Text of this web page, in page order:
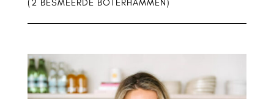
(2 BESMEERDE BOTERHAMMEN)